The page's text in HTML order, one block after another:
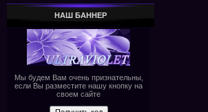
НАШ БАHHЕР
Мы будем Вам очень признательны,
если Вы разместите нашу кнопку на
своем сайте